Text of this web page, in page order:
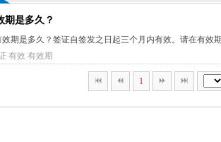
期是多久？
效期是多久？签证自签发之日起三个月内有效。请在有效
有效 有效期
1